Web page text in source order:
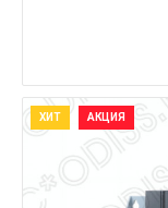
ХИТ АКЦИЯ